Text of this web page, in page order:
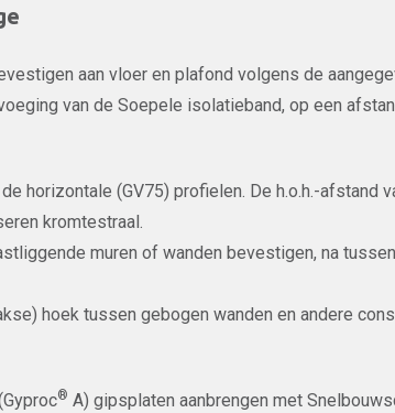
aan vloer en plafond volgens de
van de Soepele isolatieband, op een
horizontale (GV75) profielen. De h.o.h.-afstand
kromtestraal.
muren of wanden bevestigen, na
hoek tussen gebogen wanden en andere
® A) gipsplaten aanbrengen met